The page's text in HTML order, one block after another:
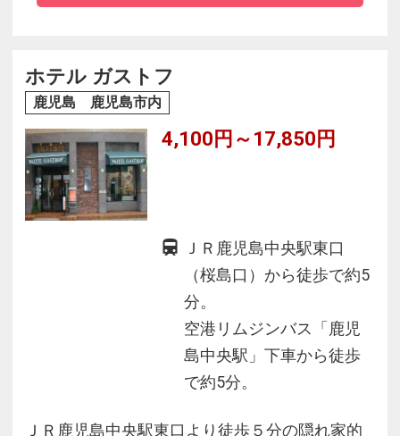
きフェリー乗り場への
アクセス良好！快適な空間をお客様へご提供い
ホテル ガストフ
鹿児島 鹿児島市内
4,100円～17,850円
ＪＲ鹿児島中央駅東口
（桜島口）から徒歩で約5
分。
空港リムジンバス「鹿児
島中央駅」下車から徒歩
で約5分。
ＪＲ鹿児島中央駅東口より徒歩５分の隠れ家的